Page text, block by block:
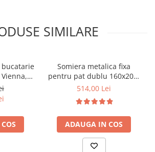
SIMILARE
bucatarie
kg,
bej
Somiera metalica fixa
pentru pat dublu 160x200,
6 picioare, 32 lamele lemn
saltea ferm, negru
514,00 Lei
ADAUGA IN COS